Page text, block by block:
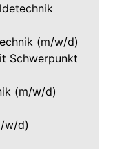
(m/w/d)
Schwerpunkt
(m/w/d)
w/d)